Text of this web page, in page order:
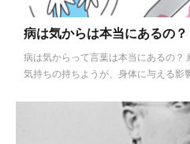
病は気からは本当にあるの
病は気からって言葉は本当にあるの？
気持ちの持ちようが、身体に与える影